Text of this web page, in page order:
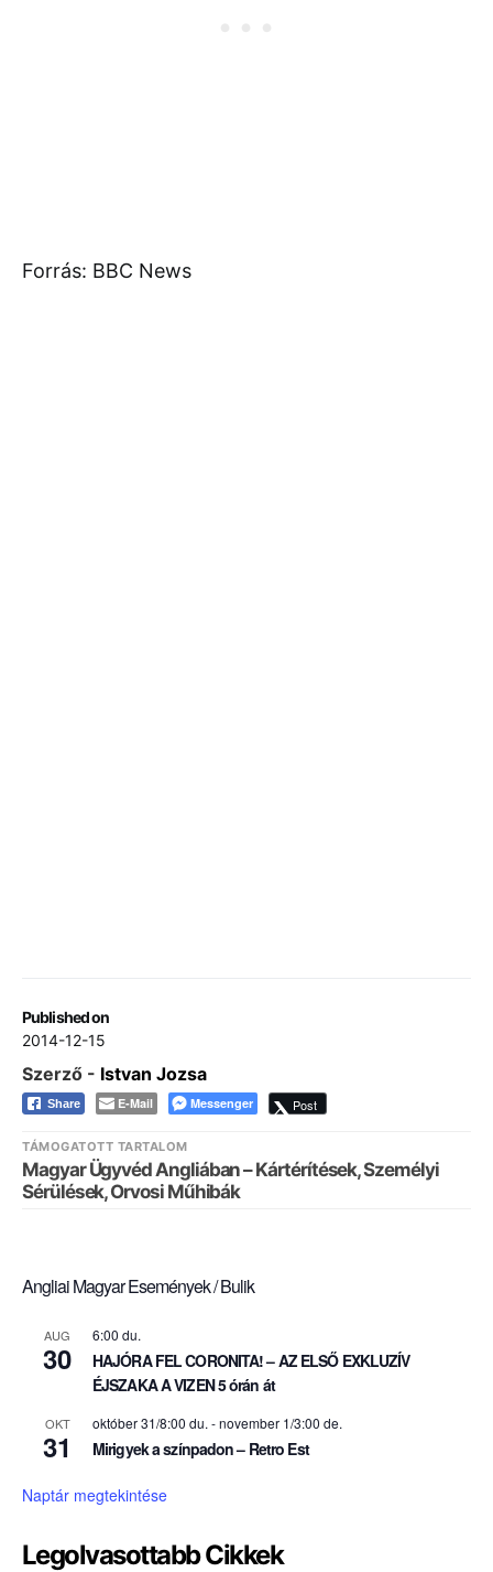
Published on
2014-12-15
Forrás: BBC News
Szerző - Istvan Jozsa
Share E-Mail Messenger Post
TÁMOGATOTT TARTALOM
Magyar Ügyvéd Angliában – Kártérítések, Személyi
Sérülések, Orvosi Műhibák
Angliai Magyar Események / Bulik
AUG
30
6:00 du.
HAJÓRA FEL CORONITA! – AZ ELSŐ EXKLUZÍV
ÉJSZAKA A VIZEN 5 órán át
OKT
31
október 31/8:00 du. -november 1/3:00 de.
Mirigyek a színpadon – Retro Est
Naptár megtekintése
Legolvasottabb Cikkek